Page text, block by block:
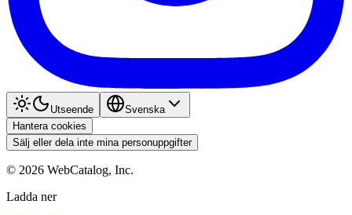
Utseende
Svenska
Hantera cookies
Sälj eller dela inte mina personuppgifter
© 2026 WebCatalog, Inc.
Ladda ner